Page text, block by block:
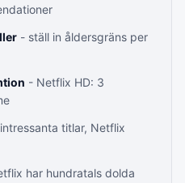
- ställ in åldersgräns per
- Netflix HD: 3
titlar, Netflix
har hundratals dolda